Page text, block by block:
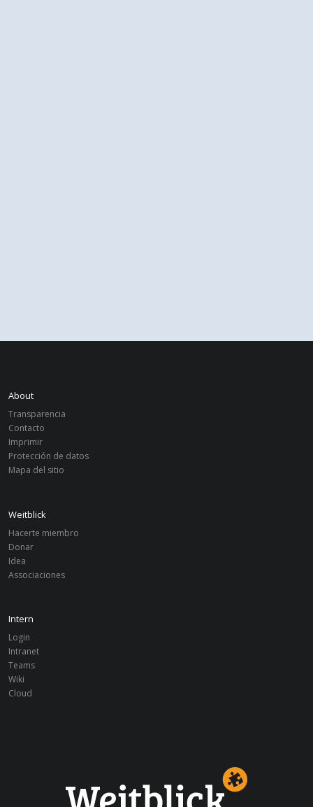
About
Transparencia
Contacto
Imprimir
Protección de datos
Mapa del sitio
Weitblick
Hacerte miembro
Donar
Idea
Associaciones
Intern
Login
Intranet
Teams
Wiki
Cloud